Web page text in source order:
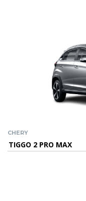
CHERY
TIGGO 2 PRO MAX